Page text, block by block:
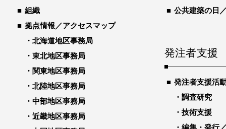
組織
拠点情報／アクセスマップ
北海道地区事務局
東北地区事務局
関東地区事務局
北陸地区事務局
中部地区事務局
近畿地区事務局
公共建築の日
発注者支援
発注者支援活
調査研究
技術支援